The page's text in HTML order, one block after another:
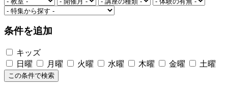
条件を追加
キッズ
日曜
月曜 火曜 水曜 木曜 金曜 土曜
この条件で検索